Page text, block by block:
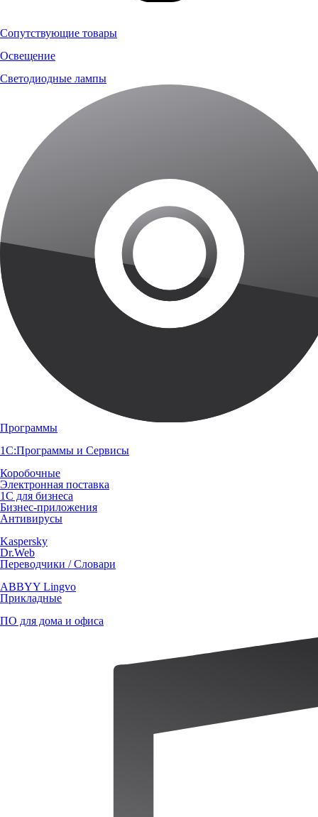
Сопутствующие товары
Освещение
Светодиодные лампы
Программы
1С:Программы и Сервисы
Коробочные
Электронная поставка
1С для бизнеса
Бизнес-приложения
Антивирусы
Kaspersky
Dr.Web
Переводчики / Словари
ABBYY Lingvo
Прикладные
ПО для дома и офиса